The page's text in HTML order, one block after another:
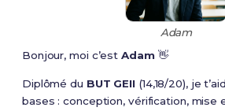
Adam
Bonjour, moi c’estAdam👋
Diplômé du BUT GEII (14,18/20), je
bases : conception, vérification, mise